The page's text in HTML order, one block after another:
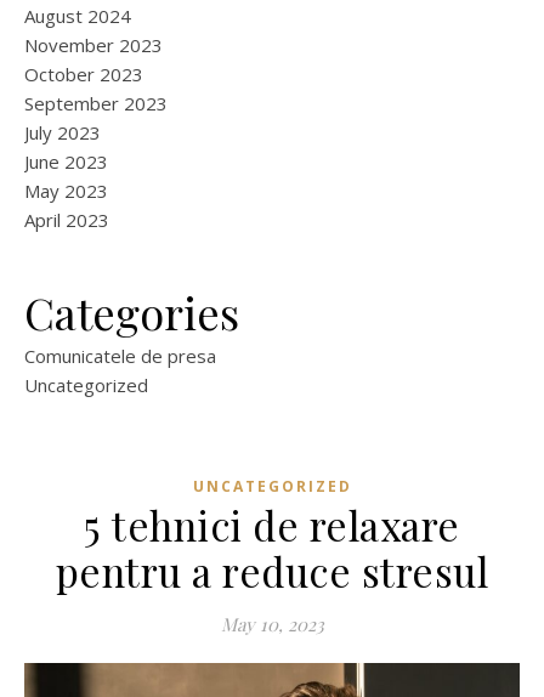
August 2024
November 2023
October 2023
September 2023
July 2023
June 2023
May 2023
April 2023
Categories
Comunicatele de presa
Uncategorized
UNCATEGORIZED
5 tehnici de relaxare
pentru a reduce stresul
May 10, 2023